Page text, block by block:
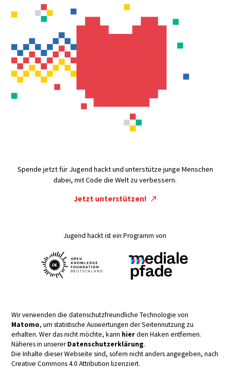
Spende jetzt für Jugend hackt und unterstütze junge Menschen
dabei, mit Code die Welt zu verbessern.
Jetzt unterstützen!
Jugend hackt ist ein Programm von
Wir verwenden die datenschutzfreundliche Technologie von
Matomo, um statistische Auswertungen der Seitennutzung zu
erhalten. Wer das nicht möchte, kann hierden Haken entfernen.
Näheres in unsererDatenschutzerklärung.
Die Inhalte dieser Webseite sind, sofern nicht anders angegeben, nach
Creative Commons 4.0 Attribution lizenziert.